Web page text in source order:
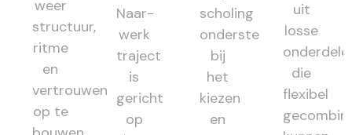
weer
structuur,
ritme
en
vertrouwen
op te
Naar-
werk
traject
is
gericht
op
scholing
ondersteunt
bij
het
kiezen
en
uit
losse
die
flexibel